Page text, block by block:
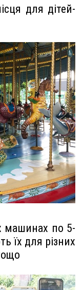
для дітей-
машинах по 5-
їх для різних